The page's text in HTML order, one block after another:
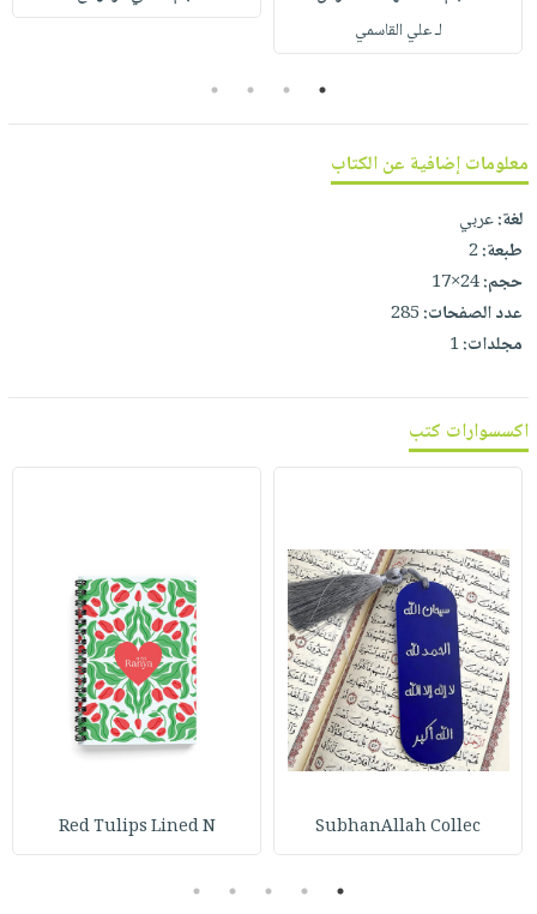
صابون
أطفال
فيديوهات
أسئلة
طرحها
خدمات
نيل
وفرات
انشر
كتابك
تواصل
نشرة
الإصدارات
لـ علي القاسمي
1
2
3
4
معلومات إضافية عن الكتاب
لغة:عربي
طبعة:2
حجم:24×17
عدد الصفحات:285
مجلدات:1
اكسسوارات كتب
SubhanAllah Collec
Red Tulips Lined N
1
2
3
4
5